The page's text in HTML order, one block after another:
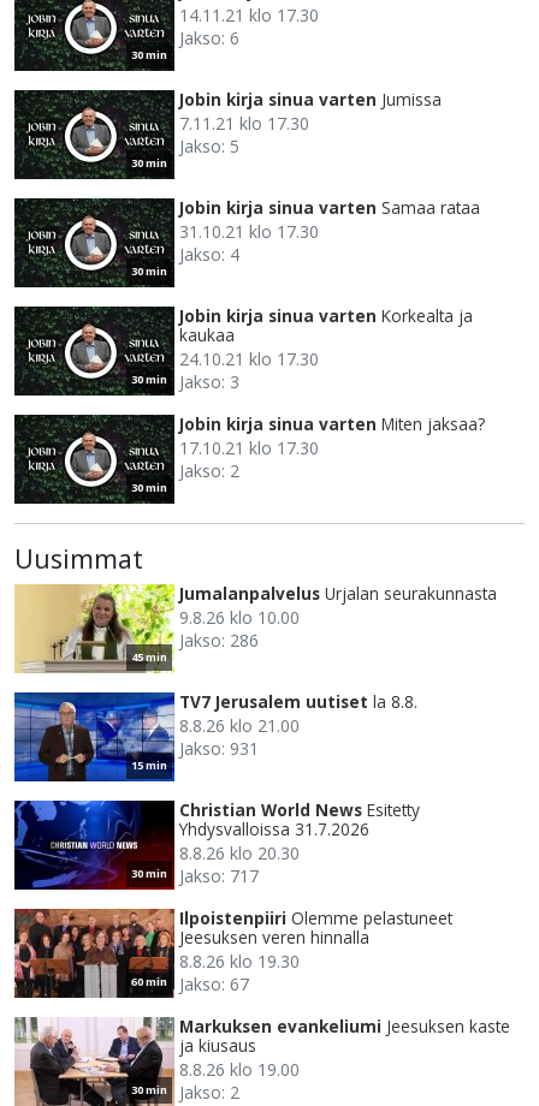
30 min
14.11.21 klo 17.30
Jakso: 6
30 min
Jobin kirja sinua varten Jumissa
7.11.21 klo 17.30
Jakso: 5
30 min
Jobin kirja sinua varten Samaa rataa
31.10.21 klo 17.30
Jakso: 4
30 min
Jobin kirja sinua varten Korkealta ja
kaukaa
24.10.21 klo 17.30
Jakso: 3
30 min
Jobin kirja sinua varten Miten jaksaa?
17.10.21 klo 17.30
Jakso: 2
Uusimmat
45 min
Jumalanpalvelus Urjalan seurakunnasta
9.8.26 klo 10.00
Jakso: 286
15 min
TV7 Jerusalem uutiset la 8.8.
8.8.26 klo 21.00
Jakso: 931
30 min
Christian World News Esitetty
Yhdysvalloissa 31.7.2026
8.8.26 klo 20.30
Jakso: 717
60 min
Ilpoistenpiiri Olemme pelastuneet
Jeesuksen veren hinnalla
8.8.26 klo 19.30
Jakso: 67
30 min
Markuksen evankeliumi Jeesuksen kaste
ja kiusaus
8.8.26 klo 19.00
Jakso: 2